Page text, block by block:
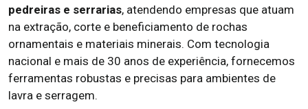
pedreiras e serrarias, atendendo empresas que atuam
na extração, corte e beneficiamento de rochas
ornamentais e materiais minerais. Com tecnologia
nacional e mais de 30 anos de experiência, fornecemos
ferramentas robustas e precisas para ambientes de
lavra e serragem.